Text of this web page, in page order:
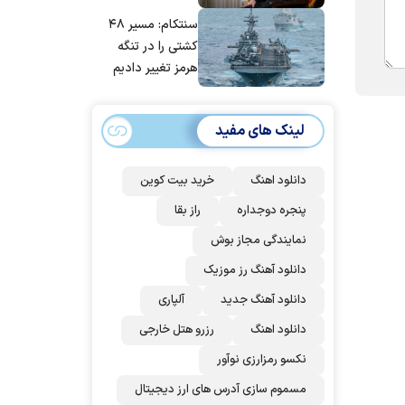
مردم ایران استسنتکام: مسیر ۴۸
کشتی را در تنگه
هرمز تغییر دادیم
لینک های مفید
دانلود اهنگ
خرید بیت کوین
پنجره دوجداره
راز بقا
نمایندگی مجاز بوش
دانلود آهنگ رز‌ موزیک
دانلود آهنگ جدید
آلپاری
دانلود اهنگ
رزرو هتل خارجی
نکسو رمزارزی نوآور
مسموم سازی آدرس های ارز دیجیتال